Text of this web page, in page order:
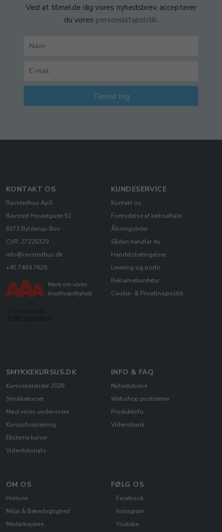
Ved at tilmelde dig vores nyhedsbrev, accepterer
du vores persondatapolitik.
Tilmeld mig
KONTAKT OS
Ravstedhus ApS
Ravsted Hovedgade 51
6372 Bylderup-Bov
CVR: 27226329
info@ravstedhus.dk
+45 7464 7628
KUNDESERVICE
Kontakt os
Fortrydelse af købsaftale
Åbningstider
Sådan handler du
Handelsbetingelser
Levering og porto
Reklamation/retur
Cookie- & Privatlivspolitik
SMYKKEKURSUS.DK
Kursuskalender 2026
Smykkekurser
Mød vores undervisere
Kursusforplejning
Eksterne kurser
Videotutorials
INFO & FAQ
Nyhedsbreve
Webshop problemer
Produktinfo
Vidensbank
OM OS
Historie
Miljø & Bæredygtighed
Medarbejdere
FØLG OS
Facebook
Instagram
Youtube